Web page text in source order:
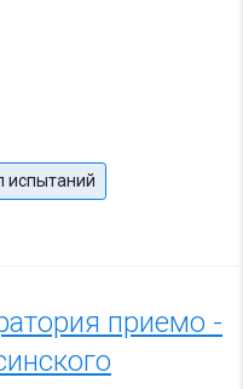
испытаний
приемо -